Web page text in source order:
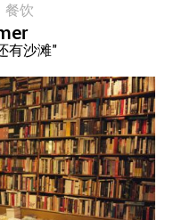
餐饮
有沙滩"